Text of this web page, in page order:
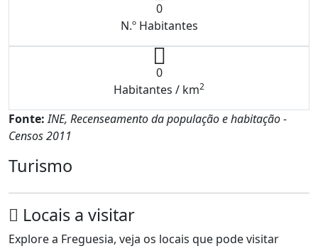
0
N.º Habitantes
0
Habitantes / km2
Fonte:INE, Recenseamento da população e habitação -
Censos 2011
Turismo
Locais a visitar
Explore a Freguesia, veja os locais que pode visitar